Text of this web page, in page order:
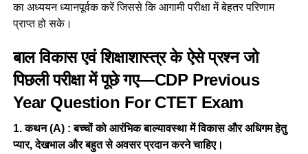
का अध्ययन ध्यानपूर्वक करें जिससे कि आगामी परीक्षा में बेहतर परिणाम
प्राप्त हो सके।
बाल विकास एवं शिक्षाशास्त्र के ऐसे प्रश्न जो
पिछली परीक्षा में पूछे गए—CDP Previous
Year Question For CTET Exam
1. कथन (A) : बच्चों को आरंभिक बाल्यावस्था में विकास और अधिगम हेतु
प्यार, देखभाल और बहुत से अवसर प्रदान करने चाहिए।